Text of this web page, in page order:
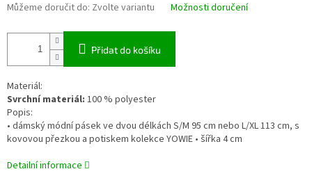
Můžeme doručit do: Zvolte variantu Možnosti doručení
Přidat do košíku
Materiál:
Svrchní materiál: 100 % polyester
Popis:
• dámský módní pásek ve dvou délkách S/M 95 cm nebo L/XL 113 cm, s
kovovou přezkou a potiskem kolekce YOWIE • šířka 4 cm
Detailní informace